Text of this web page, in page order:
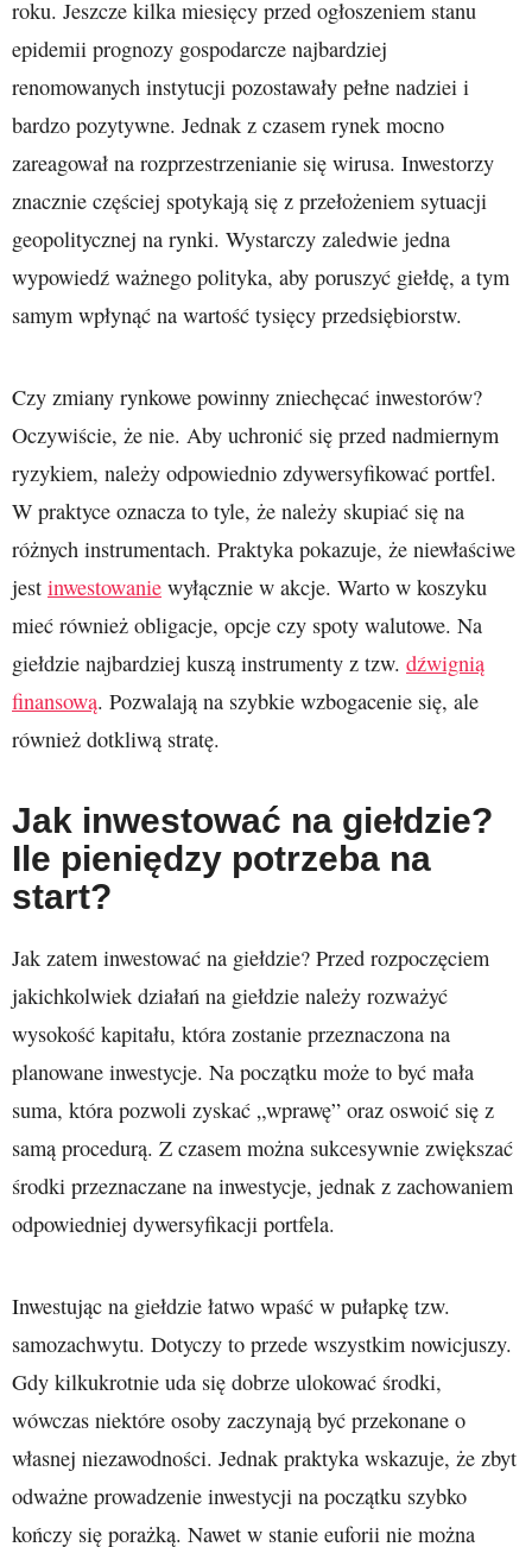
roku. Jeszcze kilka miesięcy przed ogłoszeniem stanu
epidemii prognozy gospodarcze najbardziej
renomowanych instytucji pozostawały pełne nadziei i
bardzo pozytywne. Jednak z czasem rynek mocno
zareagował na rozprzestrzenianie się wirusa. Inwestorzy
znacznie częściej spotykają się z przełożeniem sytuacji
geopolitycznej na rynki. Wystarczy zaledwie jedna
wypowiedź ważnego polityka, aby poruszyć giełdę, a tym
samym wpłynąć na wartość tysięcy przedsiębiorstw.
Czy zmiany rynkowe powinny zniechęcać inwestorów?
Oczywiście, że nie. Aby uchronić się przed nadmiernym
ryzykiem, należy odpowiednio zdywersyfikować portfel.
W praktyce oznacza to tyle, że należy skupiać się na
różnych instrumentach. Praktyka pokazuje, że niewłaściwe
jest inwestowanie wyłącznie w akcje. Warto w koszyku
mieć również obligacje, opcje czy spoty walutowe. Na
giełdzie najbardziej kuszą instrumenty z tzw. dźwignią
finansową. Pozwalają na szybkie wzbogacenie się, ale
również dotkliwą stratę.
Jak inwestować na giełdzie?
Ile pieniędzy potrzeba na
start?
Jak zatem inwestować na giełdzie? Przed rozpoczęciem
jakichkolwiek działań na giełdzie należy rozważyć
wysokość kapitału, która zostanie przeznaczona na
planowane inwestycje. Na początku może to być mała
suma, która pozwoli zyskać „wprawę” oraz oswoić się z
samą procedurą. Z czasem można sukcesywnie zwiększać
środki przeznaczane na inwestycje, jednak z zachowaniem
odpowiedniej dywersyfikacji portfela.
Inwestując na giełdzie łatwo wpaść w pułapkę tzw.
samozachwytu. Dotyczy to przede wszystkim nowicjuszy.
Gdy kilkukrotnie uda się dobrze ulokować środki,
wówczas niektóre osoby zaczynają być przekonane o
własnej niezawodności. Jednak praktyka wskazuje, że zbyt
odważne prowadzenie inwestycji na początku szybko
kończy się porażką. Nawet w stanie euforii nie można